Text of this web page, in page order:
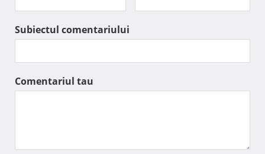
Subiectul comentariului
Comentariul tau